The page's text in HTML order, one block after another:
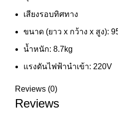
เสียงรอบทิศทาง
ขนาด (ยาว x กว้าง x สูง):
น้ำหนัก: 8.7kg
แรงดันไฟฟ้านำเข้า: 220V
Reviews (0)
Reviews